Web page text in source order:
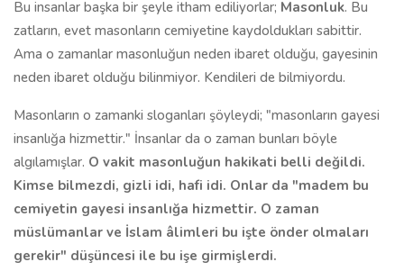
Bu insanlar başka bir şeyle itham ediliyorlar; Masonluk. Bu
zatların, evet masonların cemiyetine kaydoldukları sabittir.
Ama o zamanlar masonluğun neden ibaret olduğu, gayesinin
neden ibaret olduğu bilinmiyor. Kendileri de bilmiyordu.
Masonların o zamanki sloganları şöyleydi; "masonların gayesi
insanlığa hizmettir." İnsanlar da o zaman bunları böyle
algılamışlar. O vakit masonluğun hakikati belli değildi.
Kimse bilmezdi, gizli idi, hafi idi. Onlar da "madem bu
cemiyetin gayesi insanlığa hizmettir. O zaman
müslümanlar ve İslam âlimleri bu işte önder olmaları
gerekir" düşüncesi ile bu işe girmişlerdi.